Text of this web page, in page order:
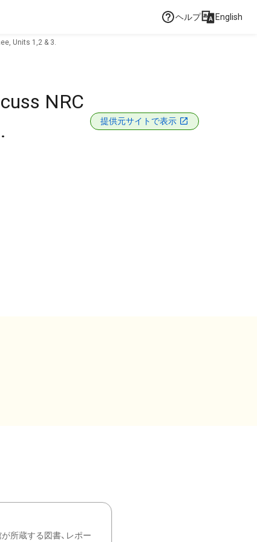
ヘルプ English
Units 1,2 & 3.
NRC
提供元サイトで表示
所蔵する図書、レポー